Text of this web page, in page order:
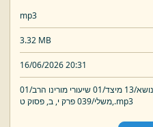
mp3
3.32 MB
16/06/2026 20:31
13 מיצד/ 01 שיעורי מורינו הרב/
01
משלי/039 פרק י, ב, פסוק ט,.mp3